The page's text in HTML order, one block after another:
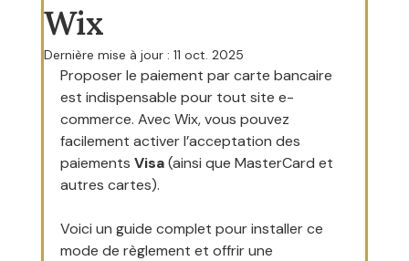
Wix
Dernière mise à jour : 11 oct. 2025
Proposer le paiement par carte bancaire
est indispensable pour tout site e-
commerce. Avec Wix, vous pouvez
facilement activer l’acceptation des
paiements Visa (ainsi que MasterCard et
autres cartes).
Voici un guide complet pour installer ce
mode de règlement et offrir une